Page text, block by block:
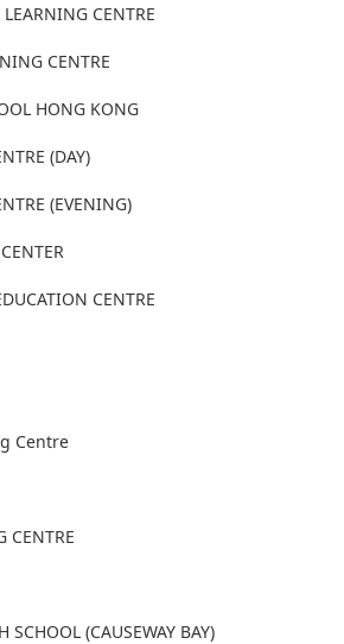
CENTRE
CENTRE
HONG KONG
(DAY)
(EVENING)
CENTRE
Centre
CENTRE
SCHOOL (CAUSEWAY BAY)